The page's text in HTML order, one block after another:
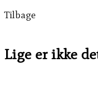
Tilbage
Lige er ikke